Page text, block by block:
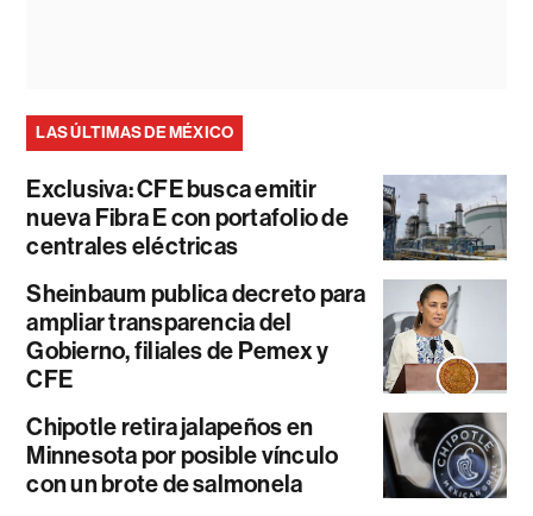
LAS ÚLTIMAS DE MÉXICO
Exclusiva: CFE busca emitir
nueva Fibra E con portafolio de
centrales eléctricas
Sheinbaum publica decreto para
ampliar transparencia del
Gobierno, filiales de Pemex y
CFE
Chipotle retira jalapeños en
Minnesota por posible vínculo
con un brote de salmonela